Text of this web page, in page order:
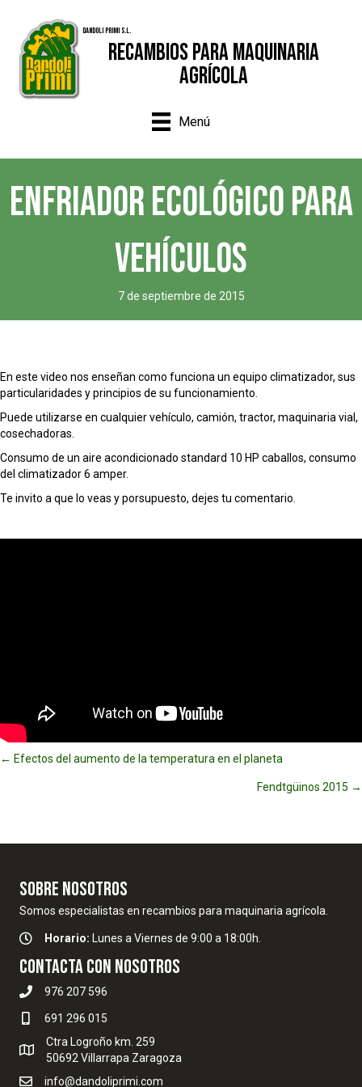
Dandoli Primi S.L.
Recambios para Maquinaria
Agrícola
Menú
ENFRIADOR ECOLÓGICO PARA
VEHÍCULOS
7 de septiembre de 2015
En este video nos enseñan como funciona un equipo climatizador, sus
particularidades y principios de su funcionamiento.
Puede utilizarse en cualquier vehículo, camión, tractor, maquinaria vial,
cosechadoras.
Consumo de un aire acondicionado standard 10 HP caballos, consumo
del climatizador 6 amper.
Te invito a que lo veas y porsupuesto, dejes tu comentario.
Posts
← Efectos del aumento de la temperatura en el planeta
Fendtgüinos 2015 →
SOBRE NOSOTROS
Somos especialistas en recambios para maquinaria agrícola.
Horario: Lunes a Viernes de 9:00 a 18:00h.
Contacta con nosotros
976 207 596
691 296 015
Ctra Logroño km. 259
50692 Villarrapa Zaragoza
info@dandoliprimi.com